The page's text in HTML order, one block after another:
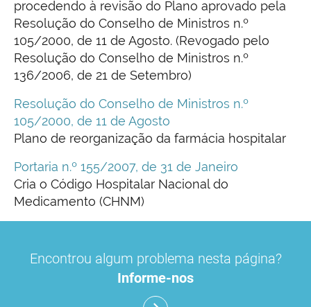
procedendo à revisão do Plano aprovado pela
Resolução do Conselho de Ministros n.º
105/2000, de 11 de Agosto. (Revogado pelo
Resolução do Conselho de Ministros n.º
136/2006, de 21 de Setembro)
Resolução do Conselho de Ministros n.º
105/2000, de 11 de Agosto
Plano de reorganização da farmácia hospitalar
Portaria n.º 155/2007, de 31 de Janeiro
Cria o Código Hospitalar Nacional do
Medicamento (CHNM)
Encontrou algum problema nesta página?
Informe-nos